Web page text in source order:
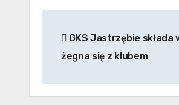
wpisu
GKS Jastrzębie składa
żegna się z klubem